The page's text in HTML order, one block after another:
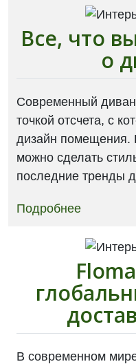
Все, что
о
Современный диван
точкой отсчета, с
дизайн помещения.
можно сделать
последние тренды
Подробнее
В современном